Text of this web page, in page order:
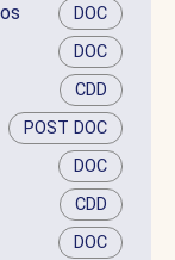
DOC
DOC
CDD
POST DOC
DOC
CDD
DOC